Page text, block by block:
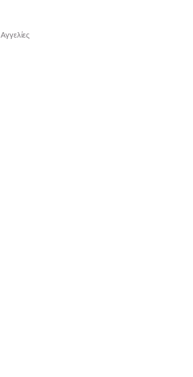
Αγγελίες